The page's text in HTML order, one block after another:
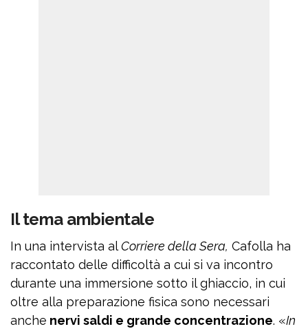
Il tema ambientale
In una intervista alCorriere della Sera, Cafolla ha
raccontato delle difficoltà a cui si va incontro
durante una immersione sotto il ghiaccio, in cui
oltre alla preparazione fisica sono necessari
anche nervi saldi e grande concentrazione. «In